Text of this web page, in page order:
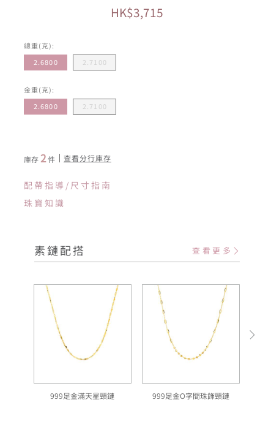
HK$3,715
總重(克):
2.6800
2.7100
金重(克):
2.6800
2.7100
庫存 2件 查看分行庫存
配帶指導/尺寸指南
珠寶知識
素鏈配搭 查看更多
999足金滿天星頸鏈 999足金O字間珠飾頸鏈